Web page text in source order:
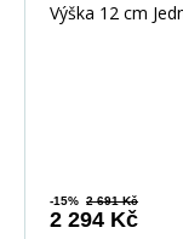
Výška 12 cm
-15% 2 691 Kč
2 294 Kč